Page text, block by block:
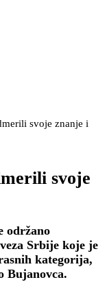
svoje znanje i
svoje
održano
Srbije koje je
kategorija,
Bujanovca.